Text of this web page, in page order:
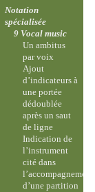
Notation
spécialisée
9 Vocal music
Un ambitus
par voix
Ajout
d’indicateurs à
une portée
dédoublée
après un saut
de ligne
Indication de
l’instrument
cité dans
l’accompagnement
d’une partition